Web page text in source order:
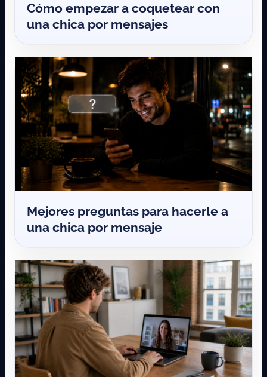
Cómo empezar a coquetear con
una chica por mensajes
Mejores preguntas para hacerle a
una chica por mensaje